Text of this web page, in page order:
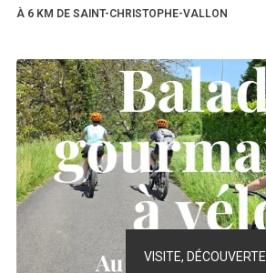
À 6 KM DE SAINT-CHRISTOPHE-VALLON
VISITE, DÉCOUVERTE